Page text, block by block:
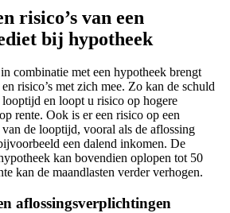
risico’s van een
bij hypotheek
combinatie met een hypotheek brengt
risico’s met zich mee. Zo kan de schuld
looptijd en loopt u risico op hogere
rente. Ook is er een risico op een
van de looptijd, vooral als de aflossing
een dalend inkomen. De
kan bovendien oplopen tot 50
kan de maandlasten verder verhogen.
aflossingsverplichtingen